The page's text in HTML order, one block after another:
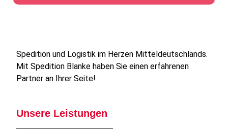
Spedition und Logistik im Herzen Mitteldeutschlands.
Mit Spedition Blanke haben Sie einen erfahrenen
Partner an Ihrer Seite!
Unsere Leistungen